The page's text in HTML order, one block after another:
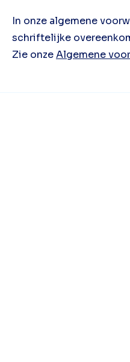
In onze algemene
schriftelijke
Zie onzeAlgemene